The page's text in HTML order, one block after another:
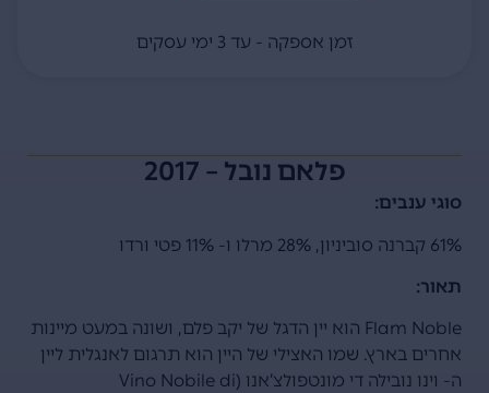
זמן אספקה - עד 3 ימי עסקים
פלאם נובל – 2017
סוגי ענבים:
61% קברנה סוביניון, 28% מרלו ו- 11% פטי ורדו
תאור:
Flam Noble הוא יין הדגל של יקב פלם, ושונה במעט מיינות
אחרים בארץ. שמו האצילי של היין הוא תרגום לאנגלית ליין
ה- וינו נובילה די מונטפולצ’אנו (Vino Nobile di